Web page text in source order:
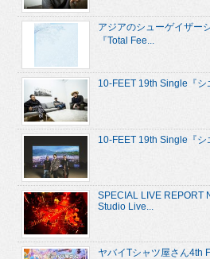
アジアのシューゲイザー
『Total Fee...
10-FEET 19th Single『
10-FEET 19th Single『
SPECIAL LIVE REPORT
Studio Live...
ヤバイTシャツ屋さん4th